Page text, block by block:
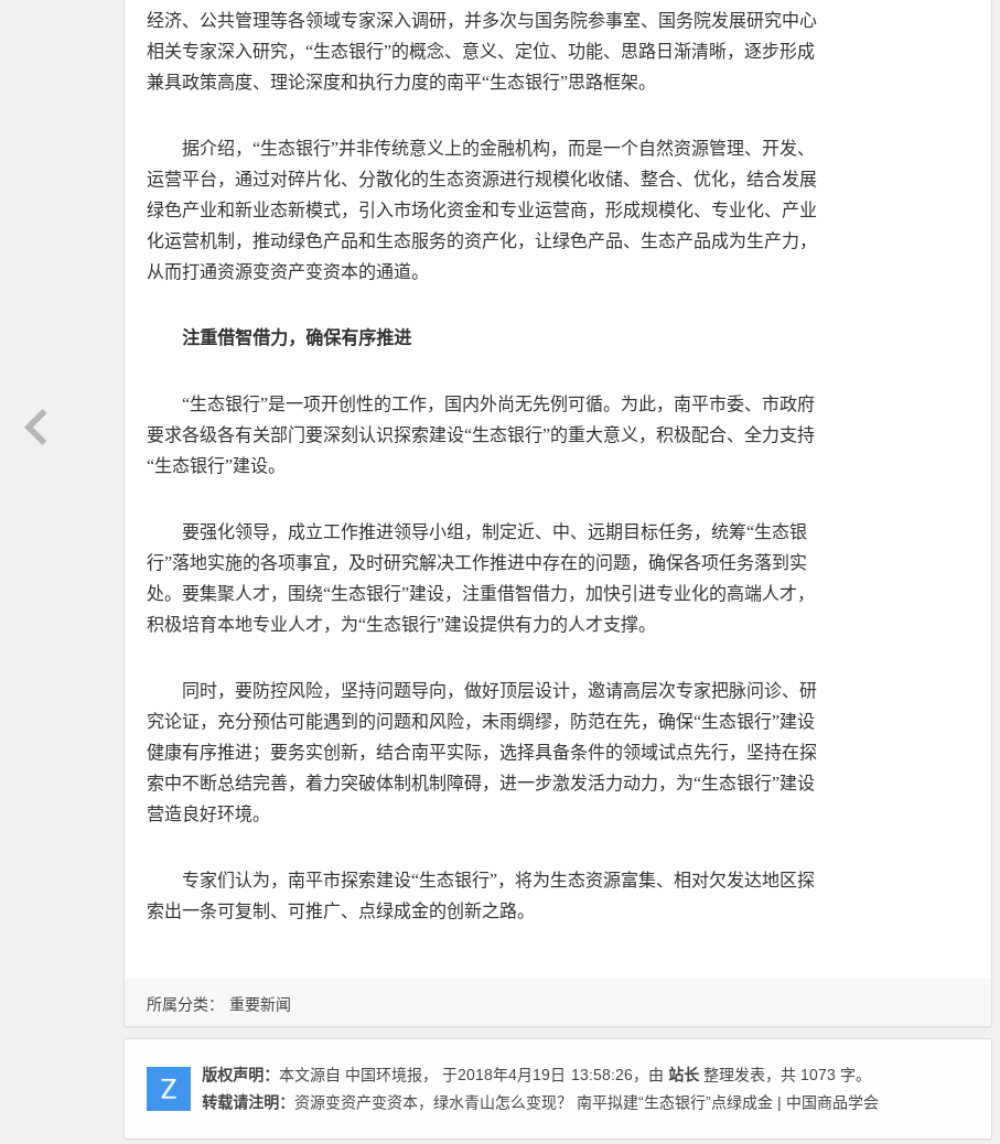
所属分类： 重要新闻
经济、公共管理等各领域专家深入调研，并多次与国务院参事室、国务院发展研究中心
相关专家深入研究，“生态银行”的概念、意义、定位、功能、思路日渐清晰，逐步形成
兼具政策高度、理论深度和执行力度的南平“生态银行”思路框架。
据介绍，“生态银行”并非传统意义上的金融机构，而是一个自然资源管理、开发、
运营平台，通过对碎片化、分散化的生态资源进行规模化收储、整合、优化，结合发展
绿色产业和新业态新模式，引入市场化资金和专业运营商，形成规模化、专业化、产业
化运营机制，推动绿色产品和生态服务的资产化，让绿色产品、生态产品成为生产力，
从而打通资源变资产变资本的通道。
注重借智借力，确保有序推进
“生态银行”是一项开创性的工作，国内外尚无先例可循。为此，南平市委、市政府
要求各级各有关部门要深刻认识探索建设“生态银行”的重大意义，积极配合、全力支持
“生态银行”建设。
要强化领导，成立工作推进领导小组，制定近、中、远期目标任务，统筹“生态银
行”落地实施的各项事宜，及时研究解决工作推进中存在的问题，确保各项任务落到实
处。要集聚人才，围绕“生态银行”建设，注重借智借力，加快引进专业化的高端人才，
积极培育本地专业人才，为“生态银行”建设提供有力的人才支撑。
同时，要防控风险，坚持问题导向，做好顶层设计，邀请高层次专家把脉问诊、研
究论证，充分预估可能遇到的问题和风险，未雨绸缪，防范在先，确保“生态银行”建设
健康有序推进；要务实创新，结合南平实际，选择具备条件的领域试点先行，坚持在探
索中不断总结完善，着力突破体制机制障碍，进一步激发活力动力，为“生态银行”建设
营造良好环境。
专家们认为，南平市探索建设“生态银行”，将为生态资源富集、相对欠发达地区探
索出一条可复制、可推广、点绿成金的创新之路。
版权声明： 本文源自 中国环境报， 于2018年4月19日 13:58:26，由 站长 整理发表，共 1073 字。
转载请注明： 资源变资产变资本，绿水青山怎么变现？ 南平拟建“生态银行”点绿成金 | 中国商品学会